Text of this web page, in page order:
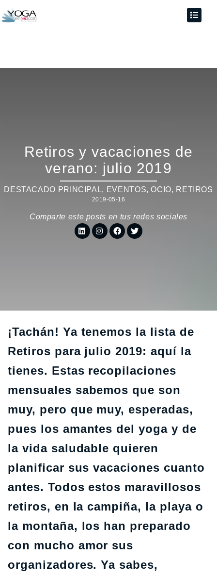
Retiros y vacaciones de
verano: julio 2019
DESTACADO PRINCIPAL, EVENTOS,OCIO, RETIROS
2019-05-16
Comparte este posts en tus redes sociales
¡Tachán! Ya tenemos la lista de
Retiros para julio 2019: aquí la
tienes. Estas recopilaciones
mensuales sabemos que son
muy, pero que muy, esperadas,
pues los amantes del yoga y de
la vida saludable quieren
planificar sus vacaciones cuanto
antes. Todos estos maravillosos
retiros, en la campiña, la playa o
la montaña, los han preparado
con mucho amor sus
organizadores. Ya sabes,